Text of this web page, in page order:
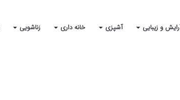
و زیبایی آشپزی خانه داری زناشویی